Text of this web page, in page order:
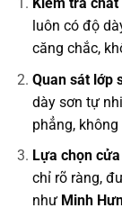
luôn có độ
căng chắc,
Quan sát lớp
dày sơn tự
phẳng,
Lựa chọn
chỉ rõ ràng,
như Minh